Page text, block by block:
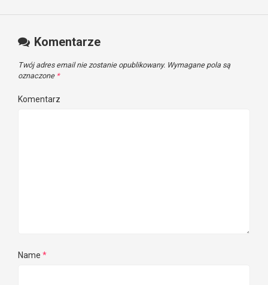
Komentarze
Twój adres email nie zostanie opublikowany. Wymagane pola są
oznaczone *
Komentarz
Name *